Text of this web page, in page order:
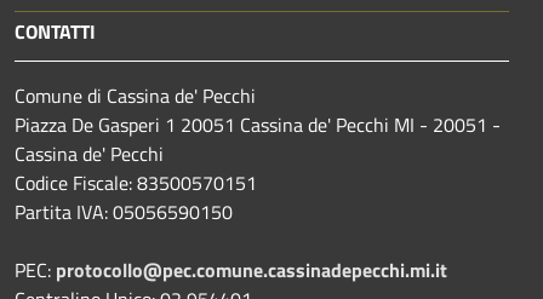
CONTATTI
Comune di Cassina de' Pecchi
Piazza De Gasperi 1 20051 Cassina de' Pecchi MI - 20051 -
Cassina de' Pecchi
Codice Fiscale: 83500570151
Partita IVA: 05056590150
PEC: protocollo@pec.comune.cassinadepecchi.mi.it